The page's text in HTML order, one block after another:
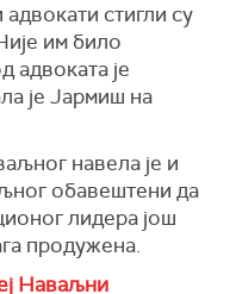
стигли су
им било
адвоката је
је Јармиш на
навела је и
обавештени да
лидера још
продужена.
Наваљни